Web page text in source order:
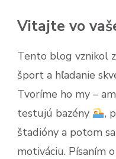
Vitajte vo
Tento blog vznikol
šport a hľadanie
Tvoríme ho my –
testujú bazény
,
štadióny a potom
motiváciu. Písaním